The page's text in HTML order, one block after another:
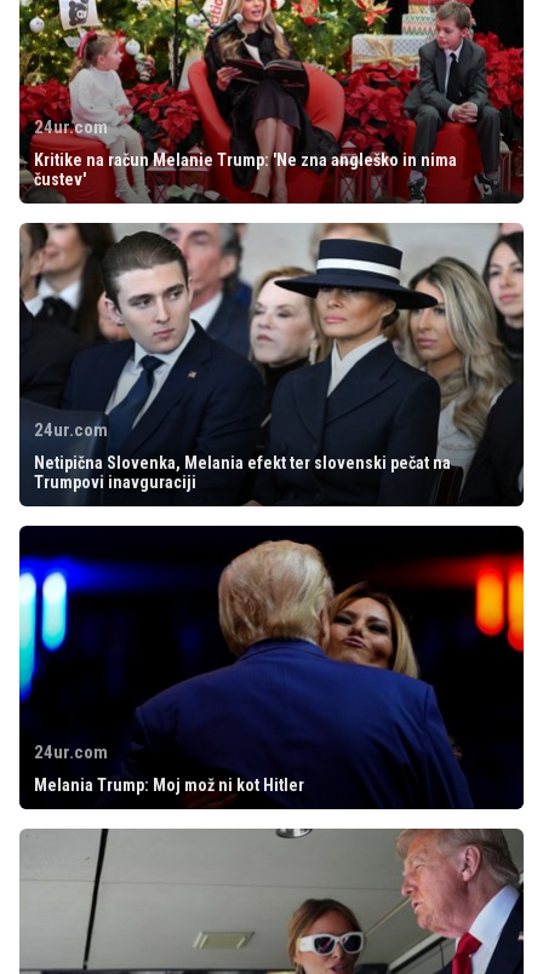
24ur.com
Kritike na račun Melanie Trump: 'Ne zna angleško in nima
čustev'
24ur.com
Netipična Slovenka, Melania efekt ter slovenski pečat na
Trumpovi inavguraciji
24ur.com
Melania Trump: Moj mož ni kot Hitler